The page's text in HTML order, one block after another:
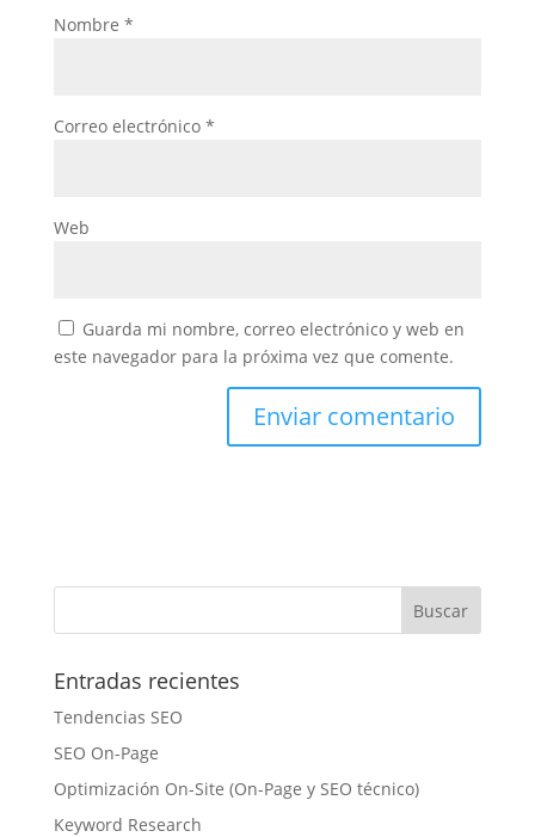
Nombre *
Correo electrónico *
Web
Guarda mi nombre, correo electrónico y web en
este navegador para la próxima vez que comente.
Entradas recientes
Tendencias SEO
SEO On-Page
Optimización On-Site (On-Page y SEO técnico)
Keyword Research